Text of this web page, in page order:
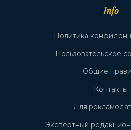
Info
Политика
Пользовательское
Общие
Контакты
Для
Экспертный